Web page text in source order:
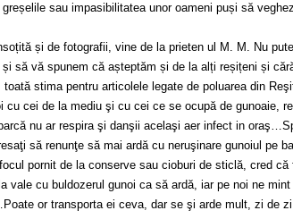
sau impasibilitatea unor oameni puși să
și de fotografii, vine de la prieten ul M. M. Nu
să vă spunem că așteptăm și de la alți reșițeni și
stima pentru articolele legate de poluarea din
cu cei de la mediu şi cu cei ce se ocupă de gunoaie,
nu ar respira şi danşii acelaşi aer infect in
să renunţe să mai ardă cu neruşinare gunoiul pe
pornit de la conserve sau cioburi de sticlă, cred
vale cu buldozerul gunoi ca să ardă, iar pe noi ne
or transporta ei ceva, dar se şi arde mult, zi de